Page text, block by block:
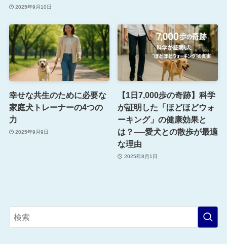
2025年9月10日
幸せな共生のために必要な
家庭犬トレーナーの4つの
力
2025年9月9日
【1日7,000歩の奇跡】科学
が証明した「ほどほどウォ
ーキング」の健康効果と
は？──愛犬との散歩が最適
な理由
2025年8月1日